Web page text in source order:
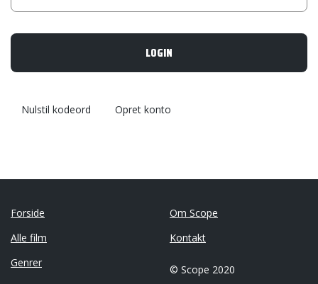
©
2020
Nulstil kodeord Opret konto
Forside
Alle film
Genrer
Om Scope
Kontakt
© Scope 2020